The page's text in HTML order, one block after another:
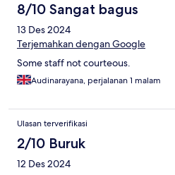
8/10 Sangat bagus
13 Des 2024
Terjemahkan dengan Google
Some staff not courteous.
Audinarayana, perjalanan 1 malam
Ulasan terverifikasi
2/10 Buruk
12 Des 2024